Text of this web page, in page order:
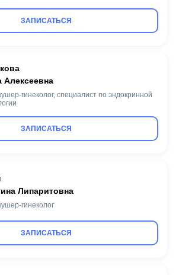
ЗАПИСАТЬСЯ
Алексеевна
гинеколог, специалист по эндокринной
ЗАПИСАТЬСЯ
Липаритовна
гинеколог
ЗАПИСАТЬСЯ